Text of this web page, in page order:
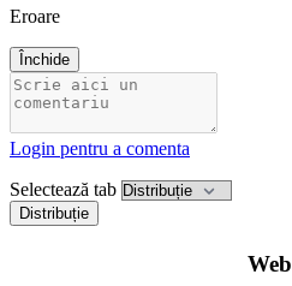
Eroare
Închide
Login pentru a comenta
Selectează tab
Distribuție
Web